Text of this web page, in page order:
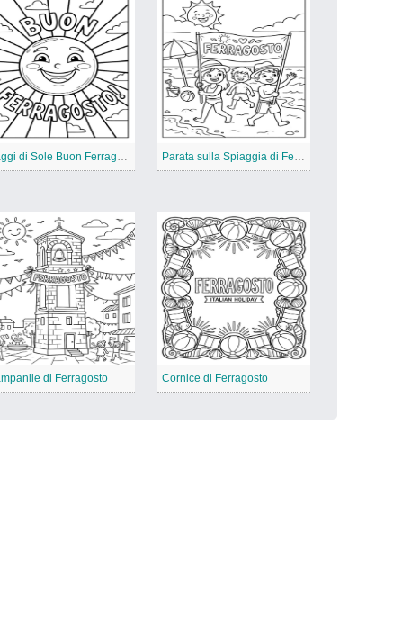
Raggi di Sole Buon Ferragosto Parata sulla Spiaggia di Ferragosto
di Ferragosto Cornice di Ferragosto